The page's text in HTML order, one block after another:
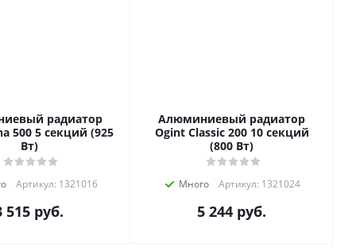
радиатор
500 5 секций (925
Вт)
Артикул: 1321016
515 руб.
Алюминиевый радиатор
Ogint Classic 200 10 секций
(800 Вт)
Много Артикул: 1321024
5 244 руб.